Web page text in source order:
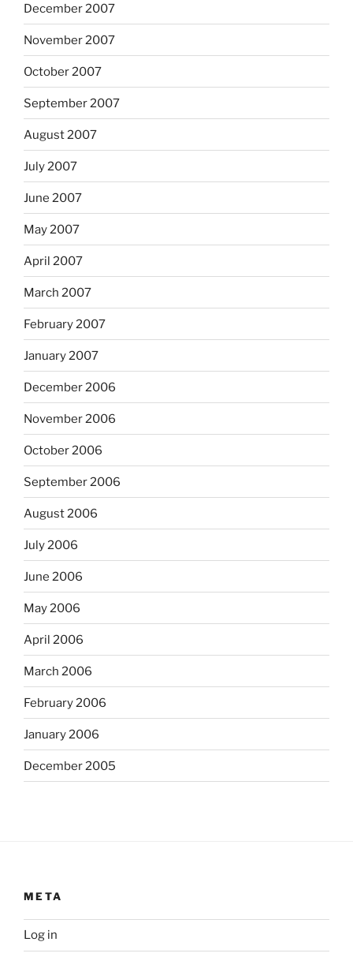
December 2007
November 2007
October 2007
September 2007
August 2007
July 2007
June 2007
May 2007
April 2007
March 2007
February 2007
January 2007
December 2006
November 2006
October 2006
September 2006
August 2006
July 2006
June 2006
May 2006
April 2006
March 2006
February 2006
January 2006
December 2005
META
Log in